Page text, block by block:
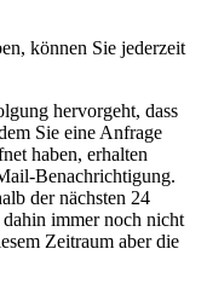
können Sie jederzeit
hervorgeht, dass
Sie eine Anfrage
haben, erhalten
Benachrichtigung.
der nächsten 24
immer noch nicht
Zeitraum aber die